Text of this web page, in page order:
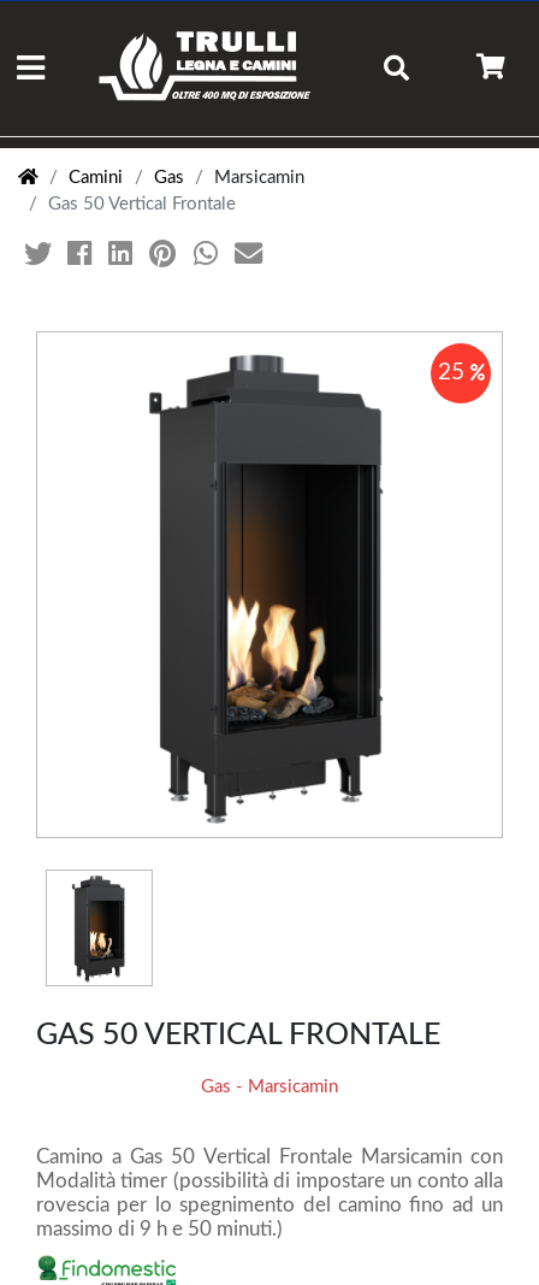
Camini Gas
Marsicamin
Gas 50 Vertical Frontale
25
GAS 50 VERTICAL FRONTALE
Gas - Marsicamin
Camino a Gas 50 Vertical Frontale Marsicamin con
Modalità timer (possibilità di impostare un conto alla
rovescia per lo spegnimento del camino fino ad un
massimo di 9 h e 50 minuti.)